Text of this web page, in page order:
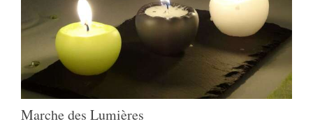
Marche des Lumières